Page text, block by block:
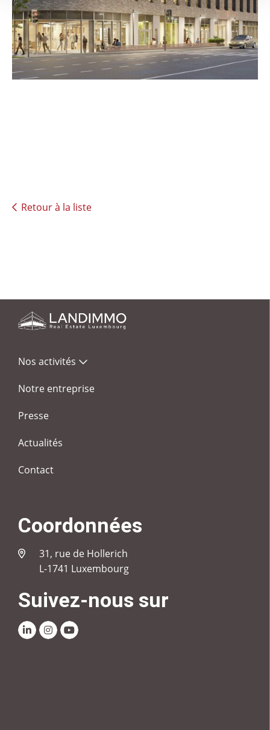
Retour à la liste
Nos activités
Notre entreprise
Presse
Actualités
Contact
Coordonnées
31, rue de Hollerich
L-1741 Luxembourg
Suivez-nous sur
LinkedinInstagram
Youtube